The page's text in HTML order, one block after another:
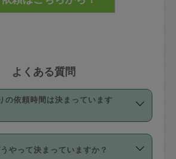
よくある質問
の依頼時間は決まっています
つき3時間固定です。3時間を
したい場合は、延長機能をご
やって決まっていますか？